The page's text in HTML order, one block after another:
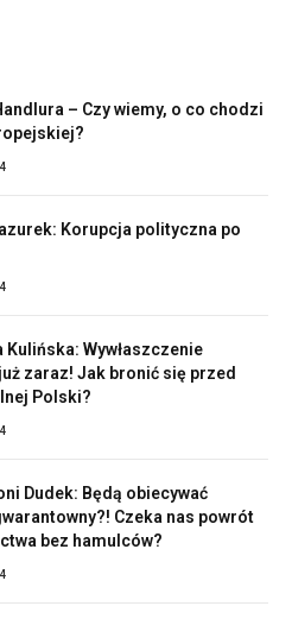
– Czy wiemy, o co chodzi
Korupcja polityczna po
Kulińska: Wywłaszczenie
zaraz! Jak bronić się przed
Polski?
Dudek: Będą obiecywać
Czeka nas powrót
bez hamulców?